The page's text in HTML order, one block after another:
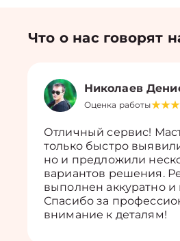
Что о нас говорят
Николаев
Оценка работы
Отличный сервис!
только быстро
но и предложили
вариантов решения.
выполнен аккуратно и
Спасибо за
внимание к деталям!